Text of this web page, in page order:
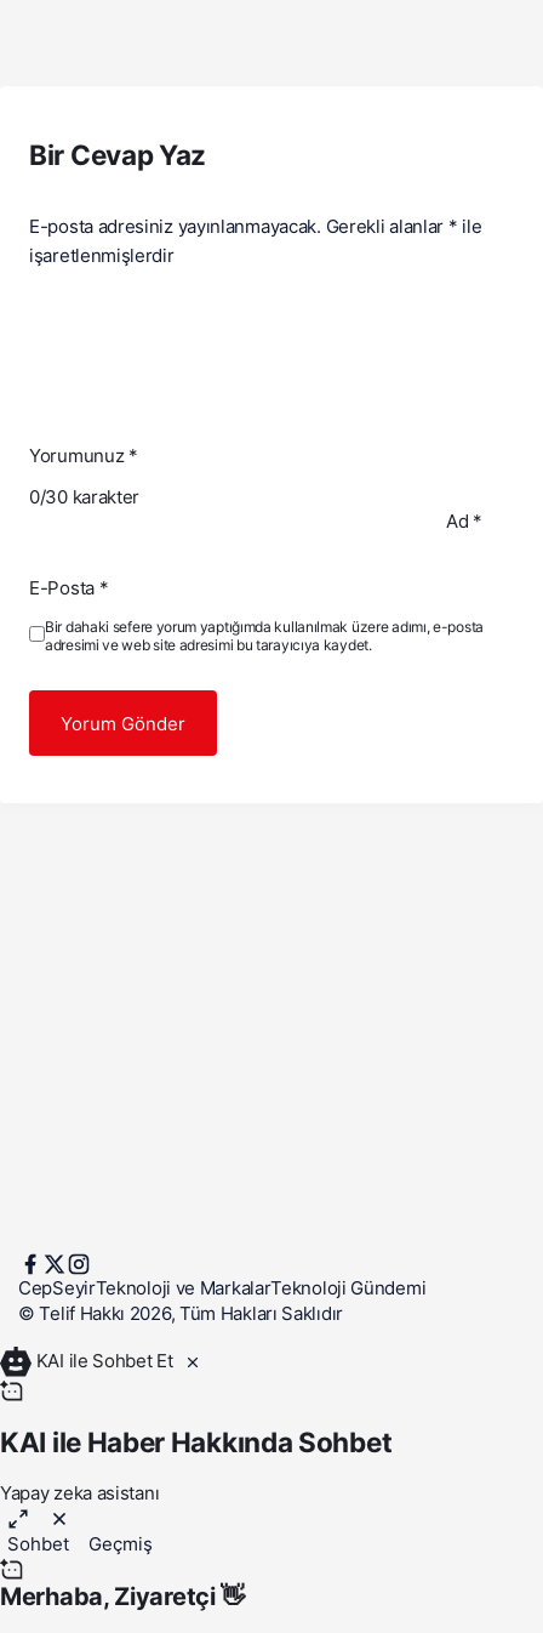
Bir Cevap Yaz
E-posta adresiniz yayınlanmayacak. Gerekli alanlar * ile
işaretlenmişlerdir
Yorumunuz*
0/30 karakter
Ad *
E-Posta*
Bir dahaki sefere yorum yaptığımda kullanılmak üzere adımı, e-posta
adresimi ve web site adresimi bu tarayıcıya kaydet.
Yorum Gönder
CepSeyirTeknoloji ve MarkalarTeknoloji Gündemi
© Telif Hakkı 2026, Tüm Hakları Saklıdır
KAI ile Sohbet Et
KAI ile Haber Hakkında Sohbet
Yapay zeka asistanı
Sohbet Geçmiş
Merhaba, Ziyaretçi👋